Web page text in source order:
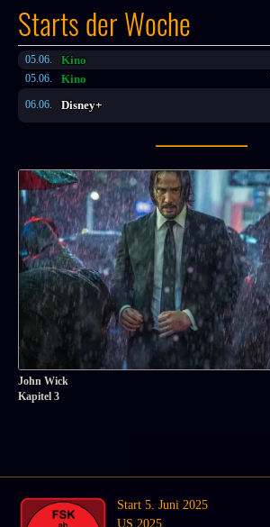
Starts der Woche
Kino
05.06.
Kino
05.06.
Disney+
06.06.
John Wick
Kapitel 3
Start 5. Juni 2025
US 2025